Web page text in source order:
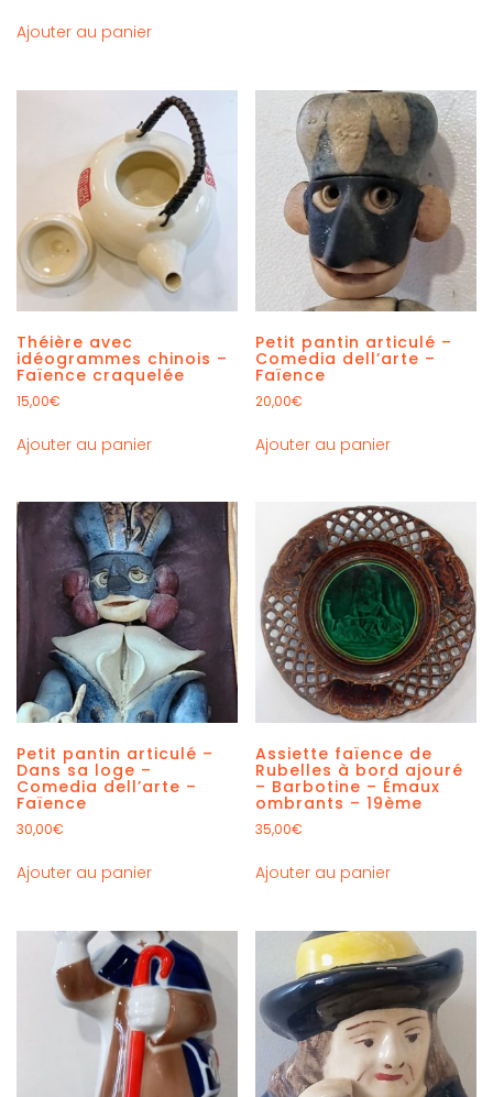
Ajouter au panier
Théière avec
idéogrammes chinois –
Faïence craquelée
15,00€
Ajouter au panier
Petit pantin articulé –
Comedia dell’arte –
Faïence
20,00€
Ajouter au panier
Petit pantin articulé –
Dans sa loge –
Comedia dell’arte –
Faïence
30,00€
Ajouter au panier
Assiette faïence de
Rubelles à bord ajouré
– Barbotine – Émaux
ombrants – 19ème
35,00€
Ajouter au panier